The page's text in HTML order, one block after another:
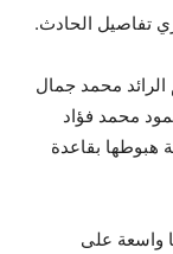
تفاصيل الحادث.
محمد جمال
طيار محمود محمد فؤاد
لحظة هبوطها بقاعدة
واسعة على